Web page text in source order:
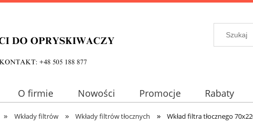
O firmie Nowości Promocje Rabaty
» Wkłady filtrów » Wkłady filtrów tłocznych » Wkład filtra tłocznego